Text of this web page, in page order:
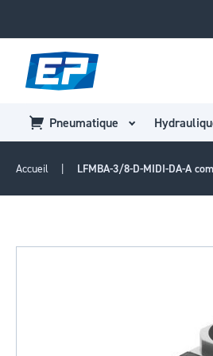
Pneumatique
Accueil LFMBA-3/8-D-MIDI-DA-A